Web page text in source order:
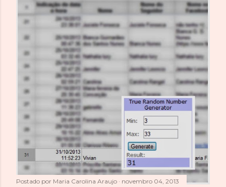
Postado por Maria Carolina Araujo novembro 04, 2013